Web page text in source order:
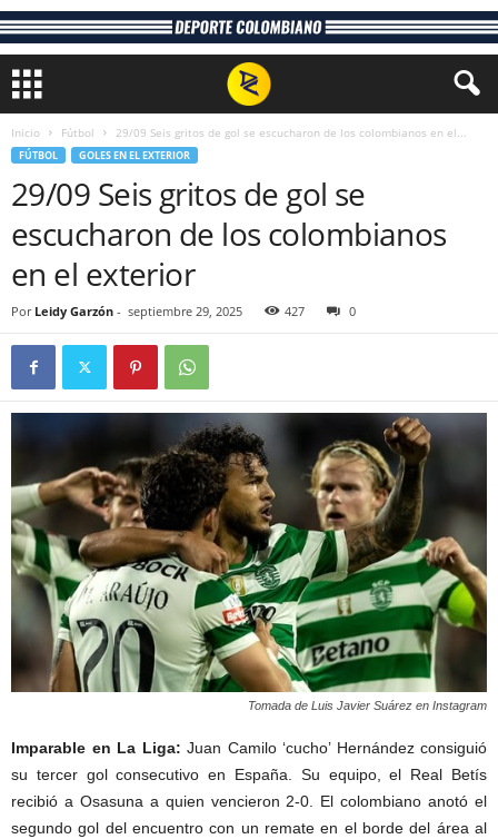
Inicio Fútbol 29/09 Seis gritos de gol se escucharon de los colombianos en el...
FÚTBOL GOLES EN EL EXTERIOR
29/09 Seis gritos de gol se
escucharon de los colombianos
en el exterior
Por Leidy Garzón - septiembre 29, 2025 427 0
Tomada de Luis Javier Suárez en Instagram
Imparable en La Liga: Juan Camilo ‘cucho’ Hernández consiguió
su tercer gol consecutivo en España. Su equipo, el Real Betís
recibió a Osasuna a quien vencieron 2-0. El colombiano anotó el
segundo gol del encuentro con un remate en el borde del área al